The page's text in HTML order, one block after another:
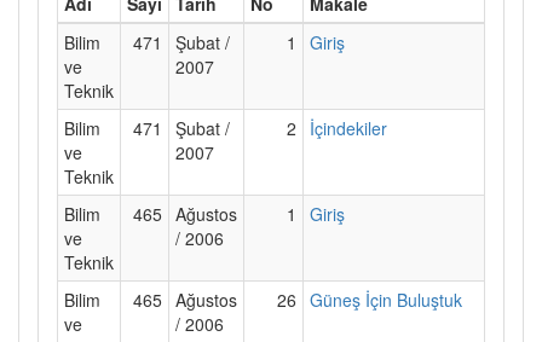
Bilim
ve
Teknik
471
Şubat /
2007
1 Giriş
Bilim
ve
Teknik
471
Şubat /
2007
2 İçindekiler
Bilim
ve
Teknik
465 Ağustos
/ 2006
1 Giriş
Bilim
ve
465 Ağustos
/ 2006
26 Güneş İçin Buluştuk